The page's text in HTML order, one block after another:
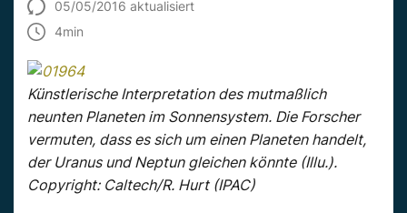
05/05/2016 aktualisiert
4min
Künstlerische Interpretation des mutmaßlich
neunten Planeten im Sonnensystem. Die Forscher
vermuten, dass es sich um einen Planeten handelt,
der Uranus und Neptun gleichen könnte (Illu.).
Copyright: Caltech/R. Hurt (IPAC)